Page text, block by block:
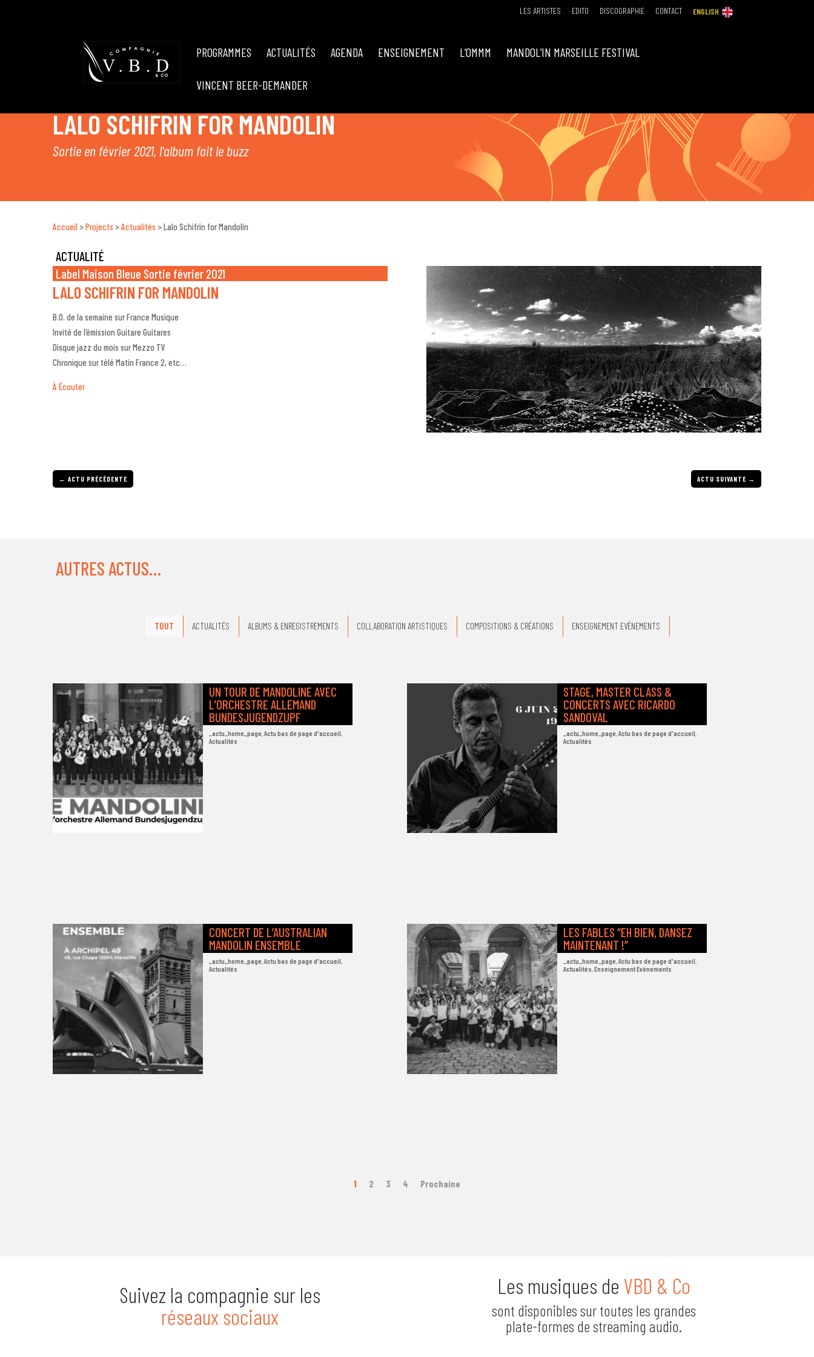
LES ARTISTES EDITO DISCOGRAPHIE CONTACT ENGLISH
PROGRAMMES ACTUALITÉS AGENDA ENSEIGNEMENT L’OMMM MANDOL’IN MARSEILLE FESTIVAL
VINCENT BEER-DEMANDER
LALO SCHIFRIN FOR MANDOLIN
Sortie en février 2021, l'album fait le buzz
Accueil >Projects >Actualités >Lalo Schifrin for Mandolin
ACTUALITÉ
Label Maison Bleue Sortie février 2021
LALO SCHIFRIN FOR MANDOLIN
B.O. de la semaine sur France Musique
Invité de l’émission Guitare Guitares
Disque jazz du mois sur Mezzo TV
Chronique sur télé Matin France 2, etc…
À Écouter
← ACTU PRÉCÉDENTE ACTU SUIVANTE →
AUTRES ACTUS…
TOUT ACTUALITÉS ALBUMS & ENREGISTREMENTS COLLABORATION ARTISTIQUES COMPOSITIONS & CRÉATIONS ENSEIGNEMENT EVÈNEMENTS
UN TOUR DE MANDOLINE AVEC
L’ORCHESTRE ALLEMAND
BUNDESJUGENDZUPF
_actu_home_page,Actu bas de page d'accueil,
Actualités
STAGE, MASTER CLASS &
CONCERTS AVEC RICARDO
SANDOVAL
_actu_home_page,Actu bas de page d'accueil,
Actualités
CONCERT DE L’AUSTRALIAN
MANDOLIN ENSEMBLE
_actu_home_page,Actu bas de page d'accueil,
Actualités
LES FABLES “EH BIEN, DANSEZ
MAINTENANT !”
_actu_home_page,Actu bas de page d'accueil,
Actualités,Enseignement Evènements
1 2 3 4 Prochaine
Suivez la compagnie sur les
réseaux sociaux
Les musiques de VBD & Co
sont disponibles sur toutes les grandes
plate-formes de streaming audio.